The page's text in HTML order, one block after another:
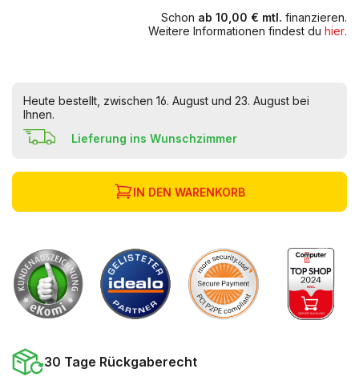
Schon ab 10,00 € mtl. finanzieren.
Weitere Informationen findest du hier.
Heute bestellt, zwischen 16. August und 23. August bei
Ihnen.
Lieferung ins Wunschzimmer
IN DEN WARENKORB
30 Tage Rückgaberecht